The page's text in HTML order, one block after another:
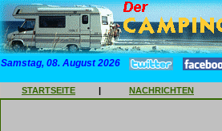
Samstag, 08. August 2026
STARTSEITE | NACHRICHTEN